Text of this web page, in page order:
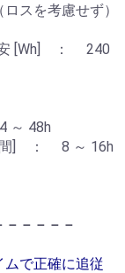
スを考慮せず）
安 [Wh] ： 240
～ 48h
間] ： 8 ～ 16h
－－－－
ムで正確に追従